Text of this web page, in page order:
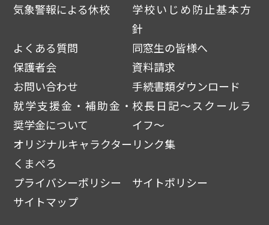
気象警報による休校
学校いじめ防止基本方
針
よくある質問
同窓生の皆様へ
保護者会
資料請求
お問い合わせ
手続書類ダウンロード
就学支援金・補助金・
奨学金について
校長日記～スクールラ
イフ～
オリジナルキャラクター
くまぺろ
リンク集
プライバシーポリシー
サイトポリシー
サイトマップ